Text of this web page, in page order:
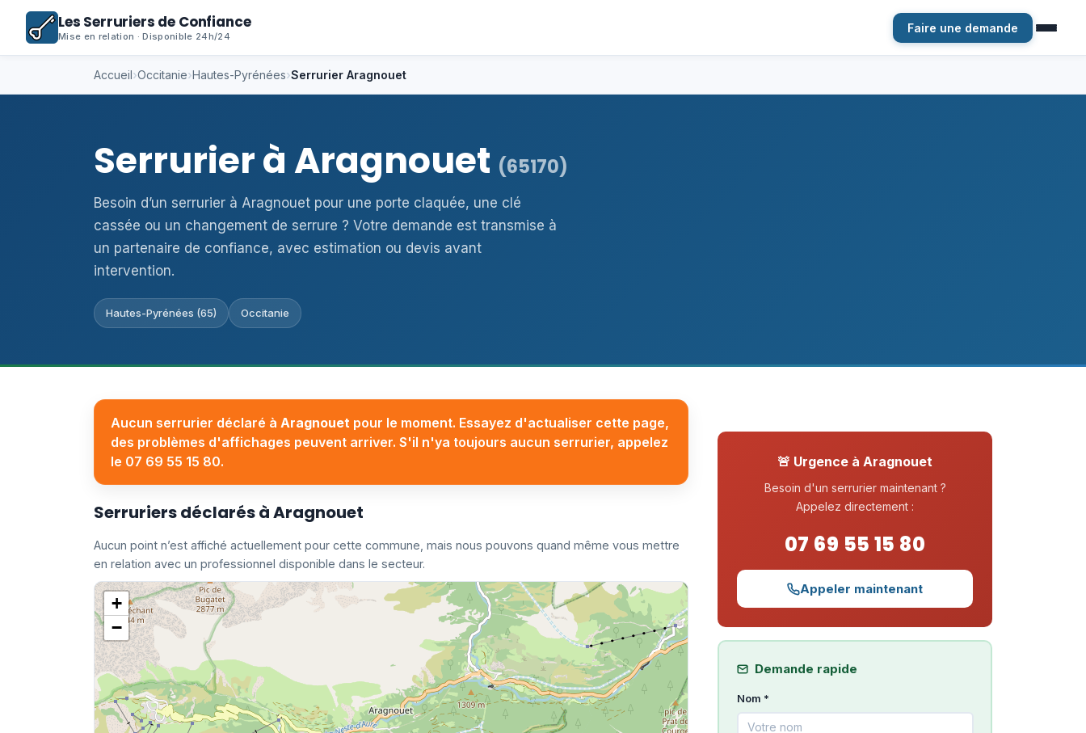
Les Serruriers de Confiance
Mise en relation · Disponible 24h/24
Faire une demande
Accueil›Occitanie›Hautes-Pyrénées›Serrurier Aragnouet
Serrurier à Aragnouet (65170)
Besoin d’un serrurier à Aragnouet pour une porte claquée, une clé
cassée ou un changement de serrure ? Votre demande est transmise à
un partenaire de confiance, avec estimation ou devis avant
intervention.
Hautes-Pyrénées (65) Occitanie
Aucun serrurier déclaré à Aragnouet pour le moment. Essayez d'actualiser cette page,
des problèmes d'affichages peuvent arriver. S'il n'ya toujours aucun serrurier, appelez
le 07 69 55 15 80.
Serruriers déclarés à Aragnouet
Aucun point n’est affiché actuellement pour cette commune, mais nous pouvons quand même vous mettre
en relation avec un professionnel disponible dans le secteur.
+
−
🚨 Urgence à Aragnouet
Besoin d'un serrurier maintenant ?
Appelez directement :
07 69 55 15 80
Appeler maintenant
Demande rapide
Nom *